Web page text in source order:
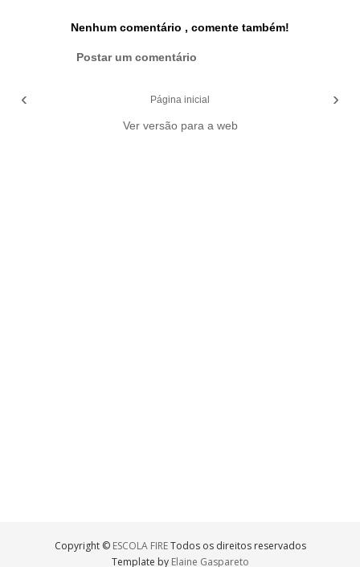
Nenhum comentário , comente também!
Postar um comentário
‹ ›
Página inicial
Ver versão para a web
Copyright © ESCOLA FIRETodos os direitos reservados
Template by Elaine Gaspareto